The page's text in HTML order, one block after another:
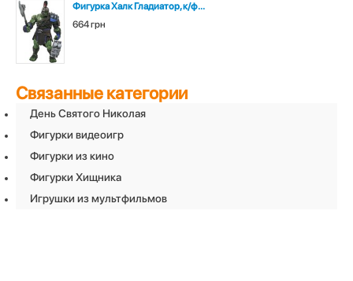
Фигурка Халк Гладиатор, к/ф...
664 грн
Связанные категории
День Святого Николая
Фигурки видеоигр
Фигурки из кино
Фигурки Хищника
Игрушки из мультфильмов